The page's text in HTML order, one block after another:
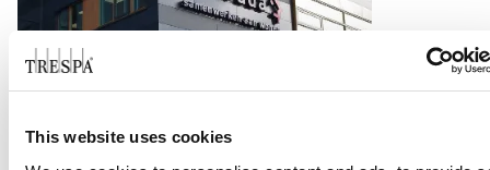
This website uses cookies